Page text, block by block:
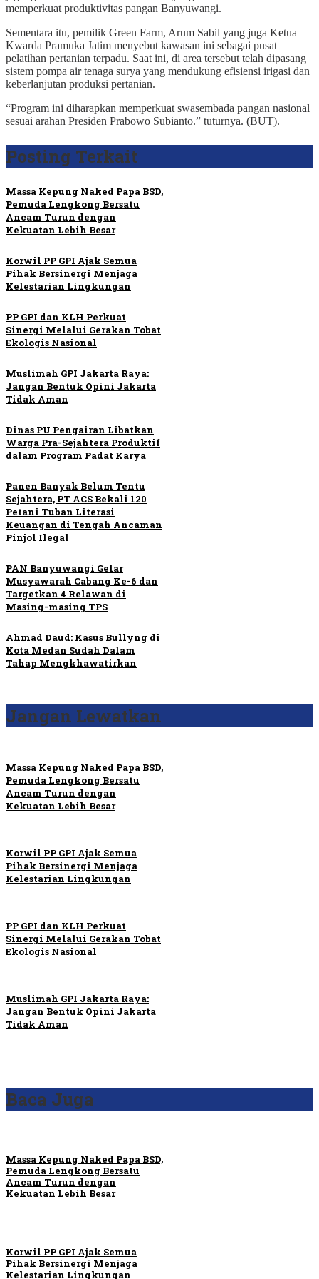
memperkuat produktivitas pangan Banyuwangi.
Sementara itu, pemilik Green Farm, Arum Sabil yang juga Ketua
Kwarda Pramuka Jatim menyebut kawasan ini sebagai pusat
pelatihan pertanian terpadu. Saat ini, di area tersebut telah dipasang
sistem pompa air tenaga surya yang mendukung efisiensi irigasi dan
keberlanjutan produksi pertanian.
“Program ini diharapkan memperkuat swasembada pangan nasional
sesuai arahan Presiden Prabowo Subianto.” tuturnya. (BUT).
Posting Terkait
Massa Kepung Naked Papa BSD,
Pemuda Lengkong Bersatu
Ancam Turun dengan
Kekuatan Lebih Besar
Korwil PP GPI Ajak Semua
Pihak Bersinergi Menjaga
Kelestarian Lingkungan
PP GPI dan KLH Perkuat
Sinergi Melalui Gerakan Tobat
Ekologis Nasional
Muslimah GPI Jakarta Raya:
Jangan Bentuk Opini Jakarta
Tidak Aman
Dinas PU Pengairan Libatkan
Warga Pra-Sejahtera Produktif
dalam Program Padat Karya
Panen Banyak Belum Tentu
Sejahtera, PT ACS Bekali 120
Petani Tuban Literasi
Keuangan di Tengah Ancaman
Pinjol Ilegal
PAN Banyuwangi Gelar
Musyawarah Cabang Ke-6 dan
Targetkan 4 Relawan di
Masing-masing TPS
Ahmad Daud: Kasus Bullyng di
Kota Medan Sudah Dalam
Tahap Mengkhawatirkan
Jangan Lewatkan
Massa Kepung Naked Papa BSD,
Pemuda Lengkong Bersatu
Ancam Turun dengan
Kekuatan Lebih Besar
Korwil PP GPI Ajak Semua
Pihak Bersinergi Menjaga
Kelestarian Lingkungan
PP GPI dan KLH Perkuat
Sinergi Melalui Gerakan Tobat
Ekologis Nasional
Muslimah GPI Jakarta Raya:
Jangan Bentuk Opini Jakarta
Tidak Aman
Baca Juga
Massa Kepung Naked Papa BSD,
Pemuda Lengkong Bersatu
Ancam Turun dengan
Kekuatan Lebih Besar
Korwil PP GPI Ajak Semua
Pihak Bersinergi Menjaga
Kelestarian Lingkungan